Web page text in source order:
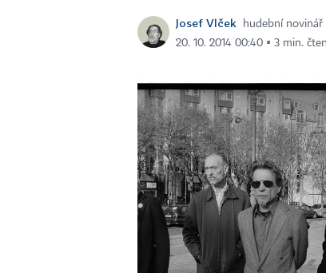
Josef Vlček
hudební novinář
20. 10. 2014 00:40 ▪ 3 min.